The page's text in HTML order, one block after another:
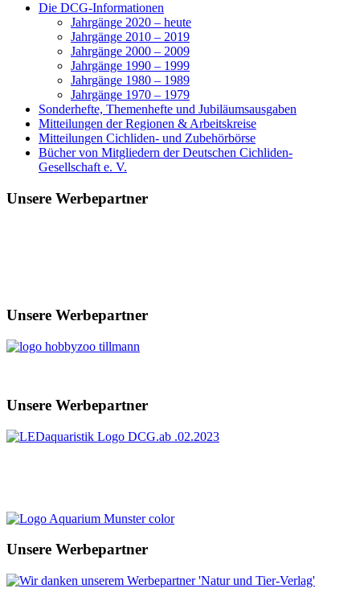
Die DCG-Informationen
Jahrgänge 2020 – heute
Jahrgänge 2010 – 2019
Jahrgänge 2000 – 2009
Jahrgänge 1990 – 1999
Jahrgänge 1980 – 1989
Jahrgänge 1970 – 1979
Sonderhefte, Themenhefte und Jubiläumsausgaben
Mitteilungen der Regionen & Arbeitskreise
Mitteilungen Cichliden- und Zubehörbörse
Bücher von Mitgliedern der Deutschen Cichliden-
Gesellschaft e. V.
Unsere Werbepartner
Unsere Werbepartner
Unsere Werbepartner
Unsere Werbepartner